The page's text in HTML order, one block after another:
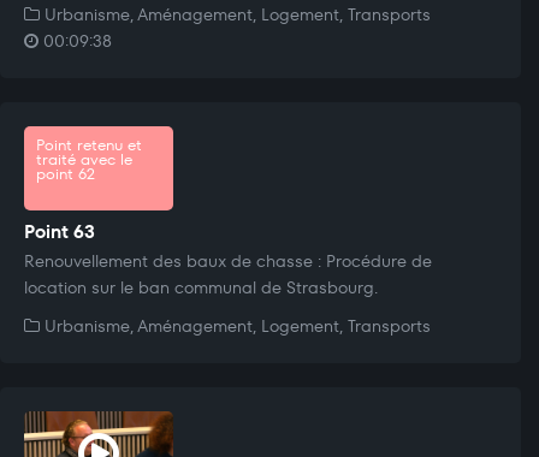
Urbanisme, Aménagement, Logement, Transports
00:09:38
Point retenu et
traité avec le
point 62
Point 63
Renouvellement des baux de chasse : Procédure de
location sur le ban communal de Strasbourg.
Urbanisme, Aménagement, Logement, Transports